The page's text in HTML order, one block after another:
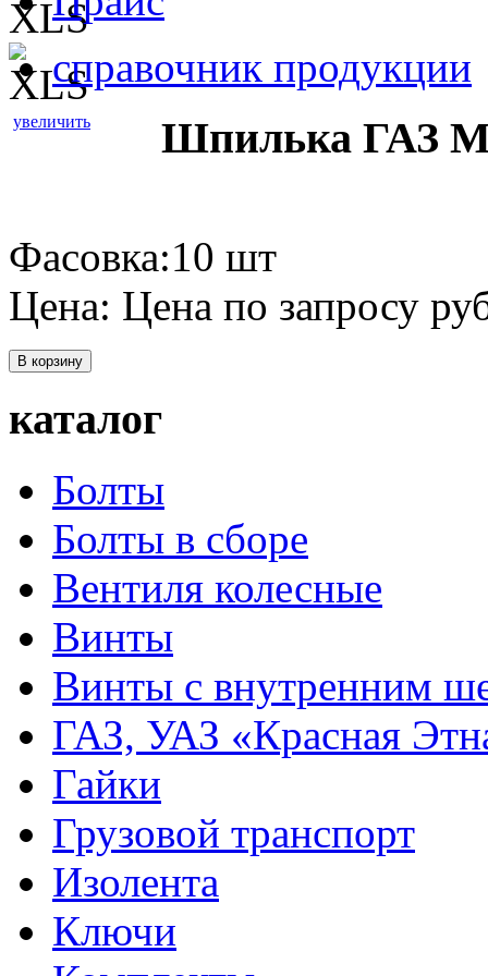
справочник продукции
увеличить Шпилька ГАЗ
Фасовка:10 шт
Цена: Цена по запросу
В корзину
каталог
Болты
Болты в сборе
Вентиля колесные
Винты
Винты с внутренним
ГАЗ, УАЗ «Красная
Гайки
Грузовой транспорт
Изолента
Ключи